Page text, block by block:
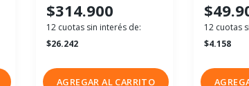
$314.900
12 cuotas sin interés de:
$26.242
AGREGAR AL CARRITO
12 cuotas
$4.158